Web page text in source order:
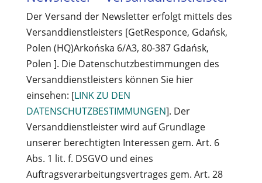
Der Versand der Newsletter erfolgt mittels des
Versanddienstleisters [GetResponce, Gdańsk,
Polen (HQ)Arkońska 6/A3, 80-387 Gdańsk,
Polen ]. Die Datenschutzbestimmungen des
Versanddienstleisters können Sie hier
einsehen: [LINK ZU DEN
DATENSCHUTZBESTIMMUNGEN]. Der
Versanddienstleister wird auf Grundlage
unserer berechtigten Interessen gem. Art. 6
Abs. 1 lit. f. DSGVO und eines
Auftragsverarbeitungsvertrages gem. Art. 28